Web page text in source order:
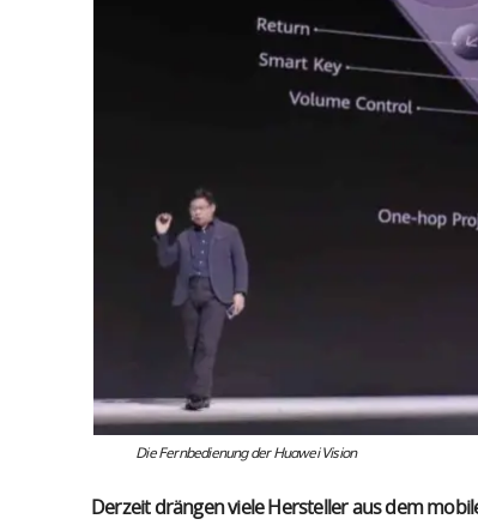
Die Fernbedienung der Huawei Vision
Derzeit drängen viele Hersteller aus dem